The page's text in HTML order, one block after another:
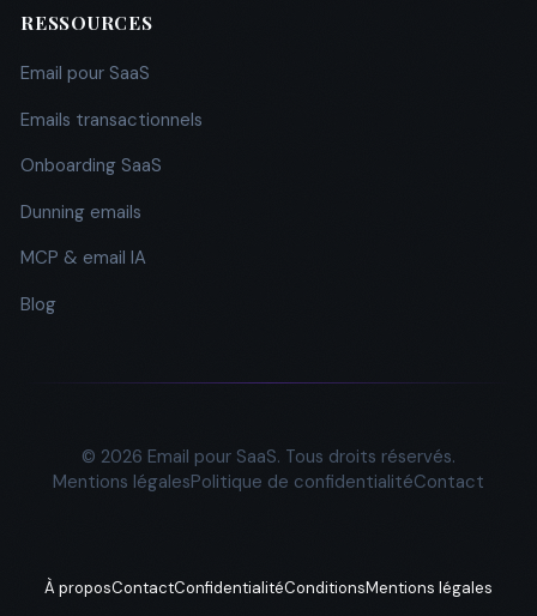
RESSOURCES
Email pour SaaS
Emails transactionnels
Onboarding SaaS
Dunning emails
MCP & email IA
Blog
© 2026 Email pour SaaS. Tous droits réservés.
Mentions légalesPolitique de confidentialitéContact
À proposContactConfidentialitéConditionsMentions légales